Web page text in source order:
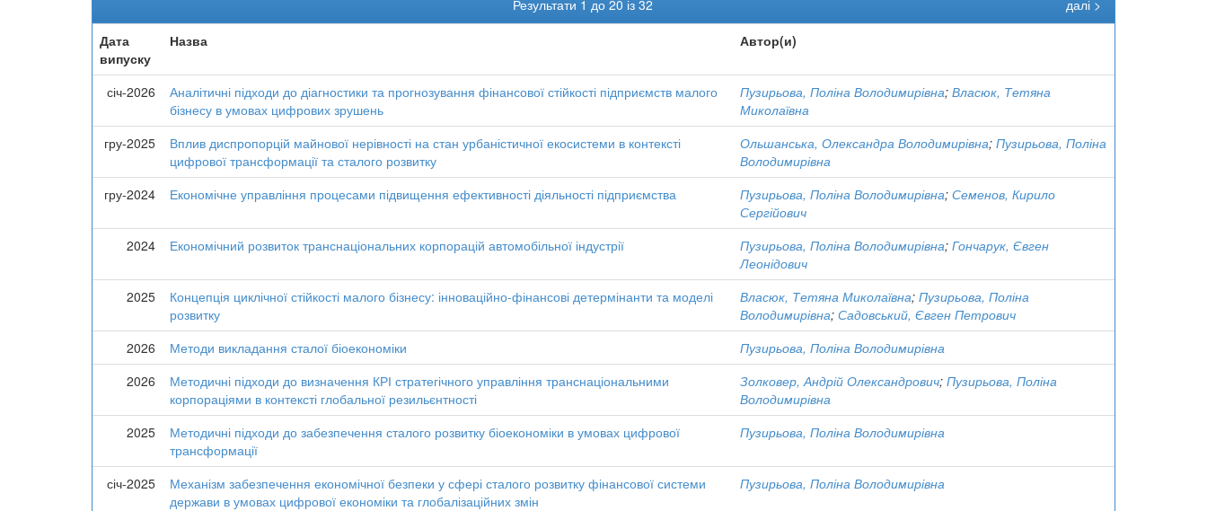
Результати 1 до 20 із 32
далі >
Дата
випуску
Назва Автор(и)
січ-2026
Аналітичні підходи до діагностики та прогнозування фінансової стійкості підприємств малого
бізнесу в умовах цифрових зрушень
Пузирьова, Поліна Володимирівна; Власюк, Тетяна
Миколаївна
гру-2025
Вплив диспропорцій майнової нерівності на стан урбаністичної екосистеми в контексті
цифрової трансформації та сталого розвитку
Ольшанська, Олександра Володимирівна; Пузирьова, Поліна
Володимирівна
гру-2024
Економічне управління процесами підвищення ефективності діяльності підприємства Пузирьова, Поліна Володимирівна; Семенов, Кирило
Сергійович
2024
Економічний розвиток транснаціональних корпорацій автомобільної індустрії Пузирьова, Поліна Володимирівна; Гончарук, Євген
Леонідович
2025
Концепція циклічної стійкості малого бізнесу: інноваційно-фінансові детермінанти та моделі
розвитку
Власюк, Тетяна Миколаївна; Пузирьова, Поліна
Володимирівна; Садовський, Євген Петрович
2026
Методи викладання сталої біоекономіки
Пузирьова, Поліна Володимирівна
2026
Методичні підходи до визначення КРІ стратегічного управління транснаціональними
корпораціями в контексті глобальної резильєнтності
Золковер, Андрій Олександрович; Пузирьова, Поліна
Володимирівна
2025
Методичні підходи до забезпечення сталого розвитку біоекономіки в умовах цифрової
трансформації
Пузирьова, Поліна Володимирівна
січ-2025
Механізм забезпечення економічної безпеки у сфері сталого розвитку фінансової системи
держави в умовах цифрової економіки та глобалізаційних змін
Пузирьова, Поліна Володимирівна